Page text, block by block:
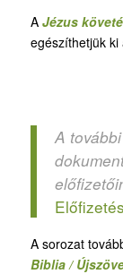
A Jézus
egészíthetjük
A
A sorozat
Biblia /